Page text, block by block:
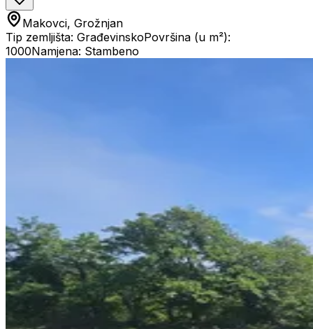
Makovci, Grožnjan
Tip zemljišta: GrađevinskoPovršina (u m²):
1000Namjena: Stambeno